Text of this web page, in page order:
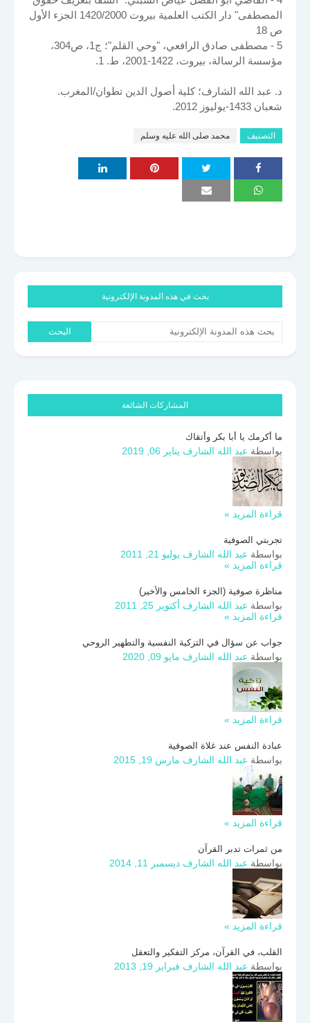
المصطفى" دار الكتب العلمية بيروت 1420/2000 الجزء الأول
ص 18
5 - مصطفى صادق الرافعي، "وحي القلم"؛ ج1، ص304،
مؤسسة الرسالة، بيروت، 1422-2001، ط. 1.
د. عبد الله الشارف؛ كلية أصول الدين تطوان/المغرب.
شعبان 1433-يوليوز 2012.
التصنيف محمد صلى الله عليه وسلم
بحث في هذه المدونة الإلكترونية
المشاركات الشائعة
ما أكرمك يا أبا بكر وأتقاك
بواسطة عبد الله الشارف يناير 06, 2019
قراءة المزيد »
تجربتي الصوفية
بواسطة عبد الله الشارف يوليو 21, 2011
قراءة المزيد »
مناظرة صوفية (الجزء الخامس والأخير)
بواسطة عبد الله الشارف أكتوبر 25, 2011
قراءة المزيد »
جواب عن سؤال في التزكية النفسية والتطهير الروحي
بواسطة عبد الله الشارف مايو 09, 2020
قراءة المزيد »
عبادة النفس عند غلاة الصوفية
بواسطة عبد الله الشارف مارس 19, 2015
قراءة المزيد »
من ثمرات تدبر القرآن
بواسطة عبد الله الشارف ديسمبر 11, 2014
قراءة المزيد »
القلب، في القرآن، مركز التفكير والتعقل
بواسطة عبد الله الشارف فبراير 19, 2013